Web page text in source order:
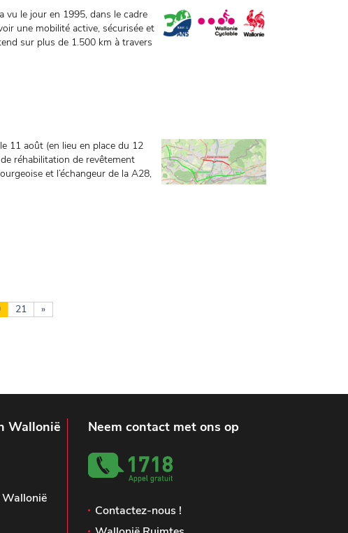
le jour en 1995, dans le cadre
une mobilité active, sécurisée et
sur plus de 1.500 km à travers
11 août (en lieu en place du 12
réhabilitation de revêtement
et l’échangeur de la A28,
21 »
Wallonië
Wallonië
Neem contact met ons op
Contactez-nous !